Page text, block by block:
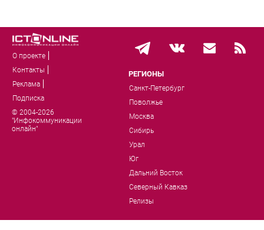
О проекте
Контакты
Реклама
Подписка
© 2004-2026
"Инфокоммуникации
онлайн"
РЕГИОНЫ
Санкт-Петербург
Поволжье
Москва
Сибирь
Урал
Юг
Дальний Восток
Северный Кавказ
Релизы